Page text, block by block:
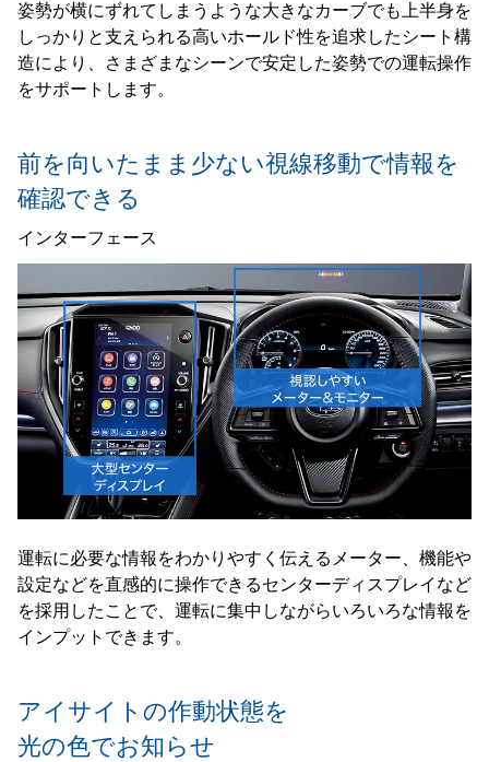
姿勢が横にずれてしまうような大きなカーブでも上半身を
しっかりと支えられる高いホールド性を追求したシート構
造により、さまざまなシーンで安定した姿勢での運転操作
をサポートします。
前を向いたまま少ない視線移動で情報を
確認できる
インターフェース
運転に必要な情報をわかりやすく伝えるメーター、機能や
設定などを直感的に操作できるセンターディスプレイなど
を採用したことで、運転に集中しながらいろいろな情報を
インプットできます。
アイサイトの作動状態を
光の色でお知らせ